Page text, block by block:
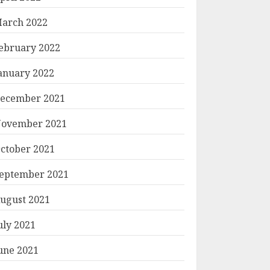
2022
2022
2022
2021
2021
2021
2021
2021
2021
2021